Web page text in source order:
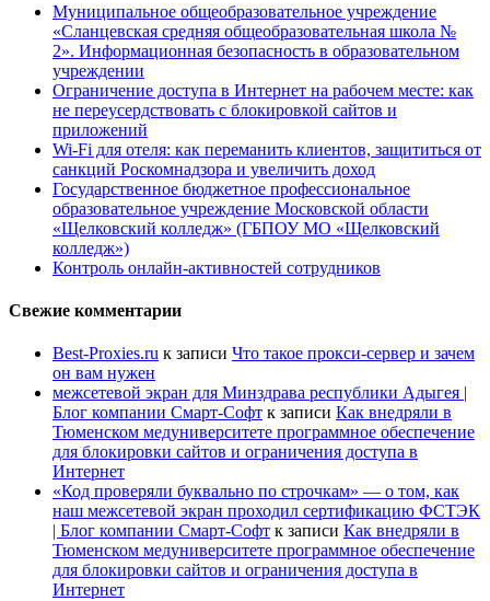
Муниципальное общеобразовательное учреждение
«Сланцевская средняя общеобразовательная школа №
2». Информационная безопасность в образовательном
учреждении
Ограничение доступа в Интернет на рабочем месте: как
не переусердствовать с блокировкой сайтов и
приложений
Wi-Fi для отеля: как переманить клиентов, защититься от
санкций Роскомнадзора и увеличить доход
Государственное бюджетное профессиональное
образовательное учреждение Московской области
«Щелковский колледж» (ГБПОУ МО «Щелковский
колледж»)
Контроль онлайн-активностей сотрудников
Свежие комментарии
Best-Proxies.ru к записи Что такое прокси-сервер и зачем
он вам нужен
межсетевой экран для Минздрава республики Адыгея |
Блог компании Смарт-Софт к записи Как внедряли в
Тюменском медуниверситете программное обеспечение
для блокировки сайтов и ограничения доступа в
Интернет
«Код проверяли буквально по строчкам» — о том, как
наш межсетевой экран проходил сертификацию ФСТЭК
| Блог компании Смарт-Софт к записи Как внедряли в
Тюменском медуниверситете программное обеспечение
для блокировки сайтов и ограничения доступа в
Интернет